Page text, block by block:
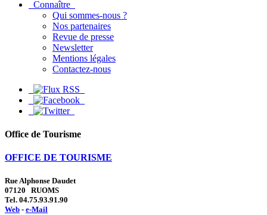
Connaître
Qui sommes-nous ?
Nos partenaires
Revue de presse
Newsletter
Mentions légales
Contactez-nous
Office de Tourisme
OFFICE DE TOURISME
Rue Alphonse Daudet
07120 RUOMS
Tel. 04.75.93.91.90
Web - e-Mail